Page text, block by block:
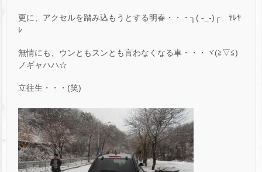
更に、アクセルを踏み込もうとする明春・・・┐( -_-)┌ ﾔﾚﾔ
ﾚ
無情にも、ウンともスンとも言わなくなる車・・・ヾ(≧▽≦)
ノギャハハ☆
立往生・・・(笑)